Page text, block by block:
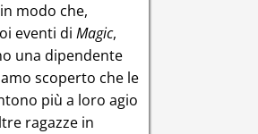
modo che,
eventi di Magic,
una dipendente
scoperto che le
più a loro agio
ragazze in